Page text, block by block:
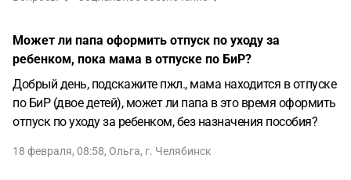
Может ли папа оформить отпуск по уходу за
ребенком, пока мама в отпуске по БиР?
Добрый день, подскажите пжл., мама находится в отпуске
по БиР (двое детей), может ли папа в это время оформить
отпуск по уходу за ребенком, без назначения пособия?
18 февраля, 08:58, Ольга, г. Челябинск